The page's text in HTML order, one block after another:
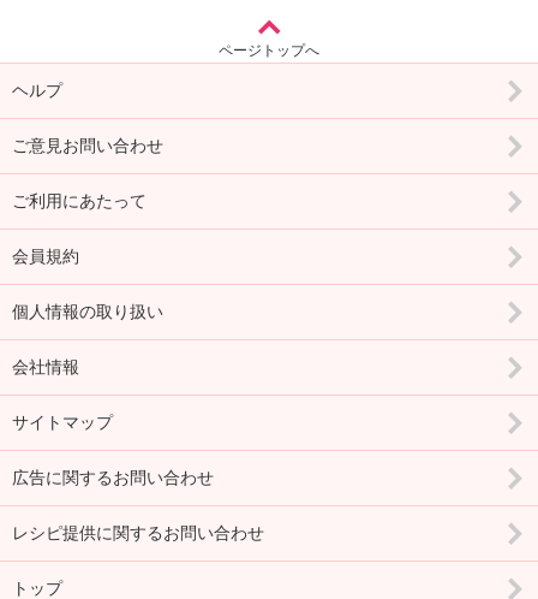
ページトップへ
ヘルプ
ご意見お問い合わせ
ご利用にあたって
会員規約
個人情報の取り扱い
会社情報
サイトマップ
広告に関するお問い合わせ
レシピ提供に関するお問い合わせ
トップ